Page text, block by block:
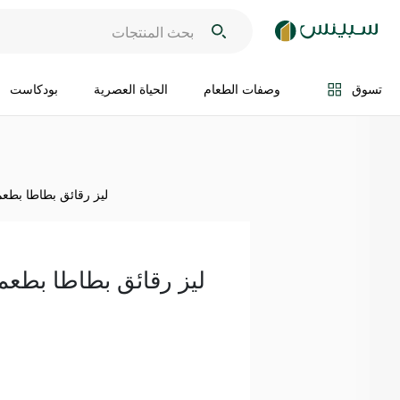
تسوق وصفات الطعام الحياة العصرية بودكاست
اضف الى السلة
ليز رقائق بطاطا بطعم
ليز رقائق بطاطا بطعم